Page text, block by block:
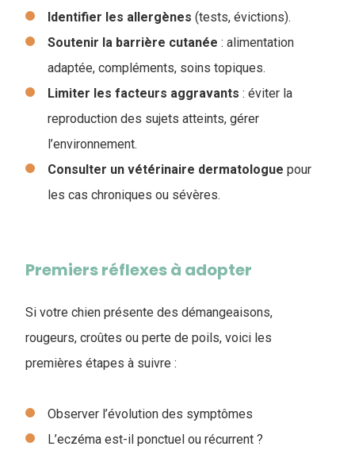
Identifier les allergènes (tests, évictions).
Soutenir la barrière cutanée : alimentation
adaptée, compléments, soins topiques.
Limiter les facteurs aggravants : éviter la
reproduction des sujets atteints, gérer
l’environnement.
Consulter un vétérinaire dermatologue pour
les cas chroniques ou sévères.
Premiers réflexes à adopter
Si votre chien présente des démangeaisons,
rougeurs, croûtes ou perte de poils, voici les
premières étapes à suivre :
Observer l’évolution des symptômes
L’eczéma est-il ponctuel ou récurrent ?